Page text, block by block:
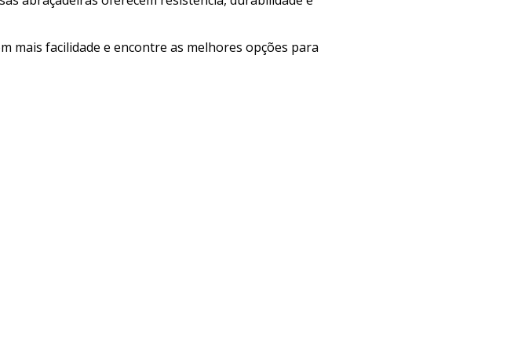
mais facilidade e encontre as melhores opções para